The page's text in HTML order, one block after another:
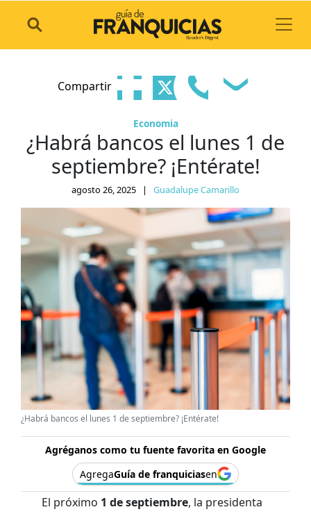
Compartir
Economia
¿Habrá bancos el lunes 1 de
septiembre? ¡Entérate!
agosto 26, 2025 | Guadalupe Camarillo
¿Habrá bancos el lunes 1 de septiembre? ¡Entérate!
Agréganos como tu fuente favorita en Google
AgregaGuía de franquiciasen
El próximo 1 de septiembre, la presidenta